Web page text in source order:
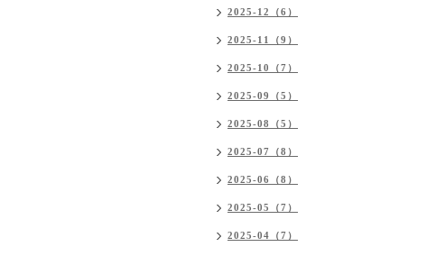
2025-12（6）
2025-11（9）
2025-10（7）
2025-09（5）
2025-08（5）
2025-07（8）
2025-06（8）
2025-05（7）
2025-04（7）